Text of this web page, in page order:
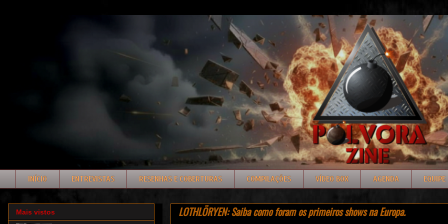
INÍCIO ENTREVISTAS RESENHAS E COBERTURAS COMPILAÇÕES VÍDEO BOX AGENDA EQUIPE
LOTHLÖRYEN: Saiba como foram os primeiros shows na Europa.
Mais vistos